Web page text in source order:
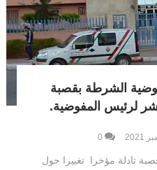
الشرطة بقصبة
لرئيس المفوضية.
0
تادلة مؤخرا تغييرا حول